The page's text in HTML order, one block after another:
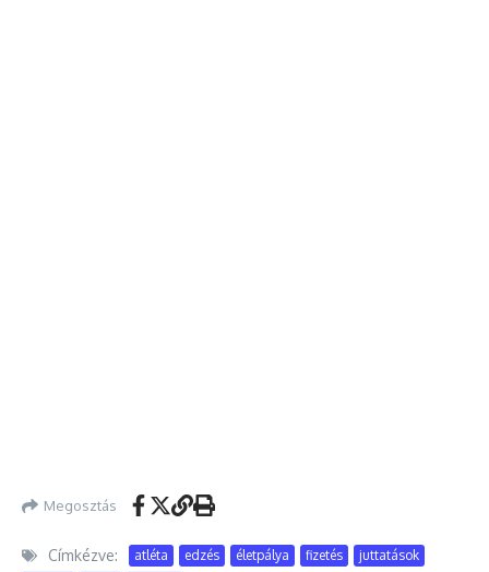
Megosztás
Címkézve: atléta edzés életpálya fizetés
juttatások